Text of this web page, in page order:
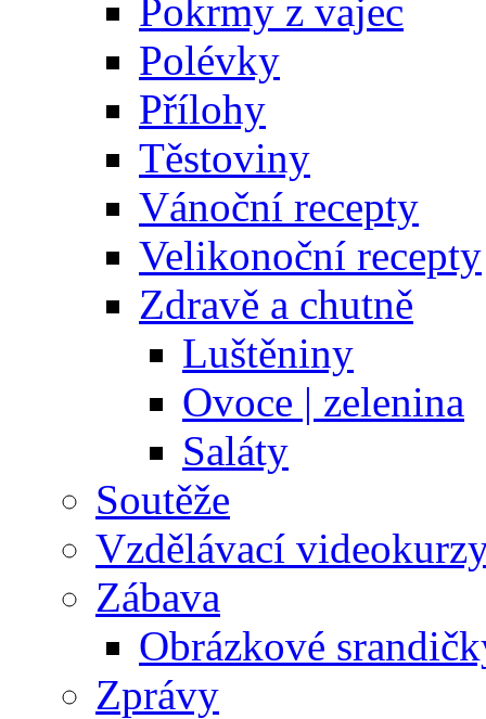
Pokrmy z vajec
Polévky
Přílohy
Těstoviny
Vánoční recepty
Velikonoční recepty
Zdravě a chutně
Luštěniny
Ovoce | zelenina
Saláty
Soutěže
Vzdělávací
Zábava
Obrázkové
Zprávy